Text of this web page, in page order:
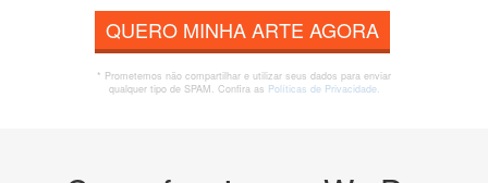
QUERO MINHA ARTE AGORA
* Prometemos não compartilhar e utilizar seus dados para enviar
qualquer tipo de SPAM. Confira as Políticas de Privacidade.